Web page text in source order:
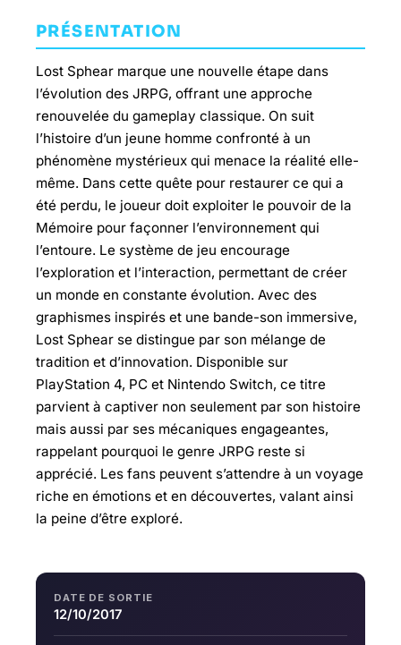
PRÉSENTATION
Lost Sphear marque une nouvelle étape dans
l’évolution des JRPG, offrant une approche
renouvelée du gameplay classique. On suit
l’histoire d’un jeune homme confronté à un
phénomène mystérieux qui menace la réalité elle-
même. Dans cette quête pour restaurer ce qui a
été perdu, le joueur doit exploiter le pouvoir de la
Mémoire pour façonner l’environnement qui
l’entoure. Le système de jeu encourage
l’exploration et l’interaction, permettant de créer
un monde en constante évolution. Avec des
graphismes inspirés et une bande-son immersive,
Lost Sphear se distingue par son mélange de
tradition et d’innovation. Disponible sur
PlayStation 4, PC et Nintendo Switch, ce titre
parvient à captiver non seulement par son histoire
mais aussi par ses mécaniques engageantes,
rappelant pourquoi le genre JRPG reste si
apprécié. Les fans peuvent s’attendre à un voyage
riche en émotions et en découvertes, valant ainsi
la peine d’être exploré.
DATE DE SORTIE
12/10/2017